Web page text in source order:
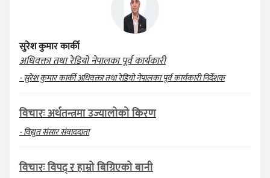
सुरेश कुमार कार्की
अधिवक्ता तथा रेडियो नेपालका पूर्व कार्यकारी
- सुरेश कुमार कार्की अधिवक्ता तथा रेडियो नेपालका पूर्व कार्यकारी निर्देशक
विचारः अर्थतन्त्रमा उज्यालोको किरण
- विद्युत संसार संवाददाता
विचारः विपद् र हाम्रो बिग्रिएको बानी